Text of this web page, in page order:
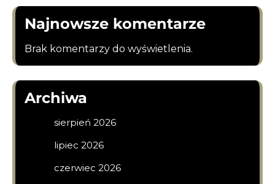
Najnowsze komentarze
Brak komentarzy do wyświetlenia.
Archiwa
sierpień 2026
lipiec 2026
czerwiec 2026